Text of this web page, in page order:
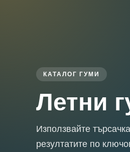
КАТАЛОГ ГУМИ
Летни
Използвайте
резултатите по